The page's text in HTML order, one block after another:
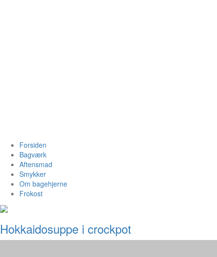
Forsiden
Bagværk
Aftensmad
Smykker
Om bagehjerne
Frokost
Hokkaidosuppe i crockpot